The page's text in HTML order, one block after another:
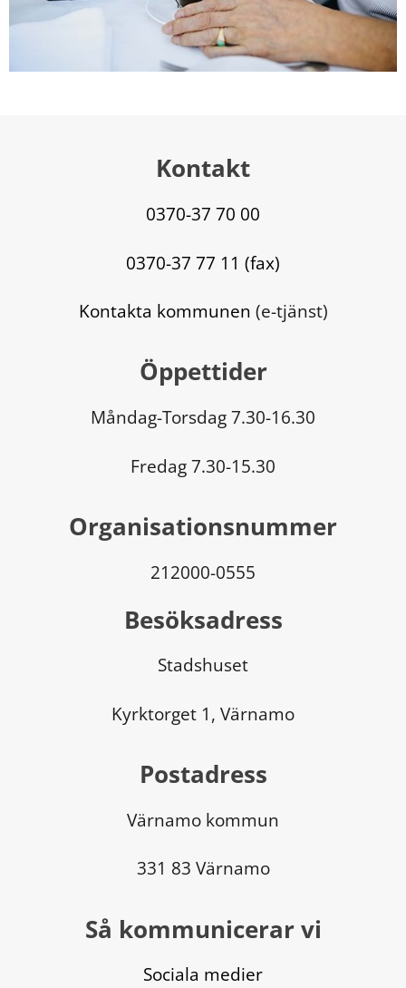
Kontakt
0370-37 70 00
0370-37 77 11 (fax)
Kontakta kommunen (e-tjänst)
Öppettider
Måndag-Torsdag 7.30-16.30
Fredag 7.30-15.30
Organisationsnummer
212000-0555
Besöksadress
Stadshuset
Kyrktorget 1, Värnamo
Postadress
Värnamo kommun
331 83 Värnamo
Så kommunicerar vi
Sociala medier